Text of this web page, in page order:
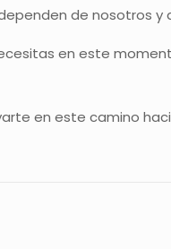
de nosotros y
en este
en este camino